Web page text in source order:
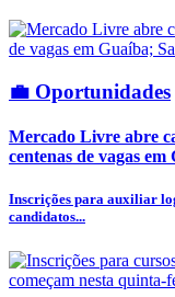
💼 Oportunidades
Mercado Livre abre
centenas de vagas em
Inscrições para auxiliar
candidatos...